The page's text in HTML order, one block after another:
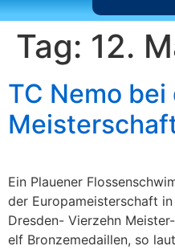
Tag: 12.
TC Nemo
Ein Plauener
der Europameisterschaft
Dresden- Vierzehn
elf Bronzemedaillen, so